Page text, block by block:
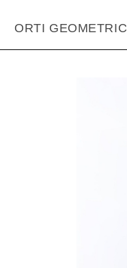
ORTI GEOMETRICI